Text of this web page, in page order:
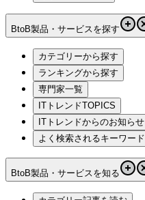
BtoB製品・サービスを探す
カテゴリーから探す
ランキングから探す
専門家一覧
ITトレンドTOPICS
ITトレンドからのお知らせ
よく検索されるキーワード
BtoB製品・サービスを知る